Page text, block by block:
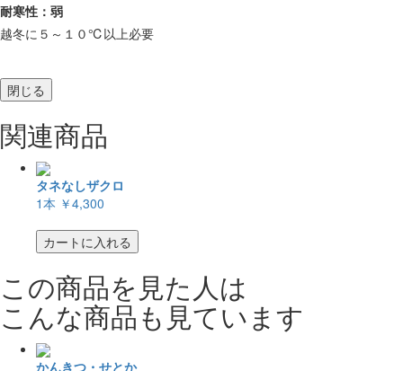
耐寒性：弱
越冬に５～１０℃以上必要
閉じる
関連商品
タネなしザクロ
1本 ￥4,300
カートに入れる
この商品を見た人は
こんな商品も見ています
かんきつ・せとか